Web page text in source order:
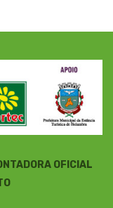
OFICIAL